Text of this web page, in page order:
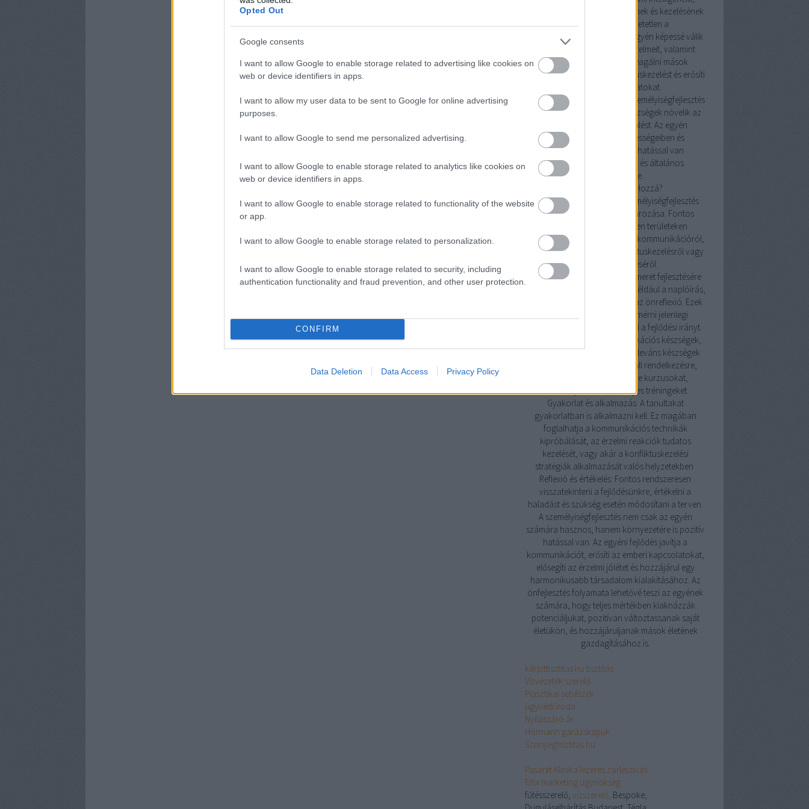
Opted Out
Google consents
I want to allow Google to enable storage related to advertising like cookies on
web or device identifiers in apps.
I want to allow my user data to be sent to Google for online advertising
purposes.
I want to allow Google to send me personalized advertising.
I want to allow Google to enable storage related to analytics like cookies on
web or device identifiers in apps.
I want to allow Google to enable storage related to functionality of the website
or app.
I want to allow Google to enable storage related to personalization.
I want to allow Google to enable storage related to security, including
authentication functionality and fraud prevention, and other user protection.
CONFIRM
Data Deletion Data Access Privacy Policy
vagyis az érzelmek megértésének és kezelésének
képessége, elengedhetetlen a
személyiségfejlesztésben. Az egyén képessé válik
felismerni és kezelni saját érzelmeit, valamint
megérteni és adekvátan reagálni mások
érzelmeire. Ez javítja a konfliktuskezelést és erősíti
az emberi kapcsolatokat.
Önbizalom és önbecsülés: A személyiségfejlesztés
által nyújtott önismeret és készségek növelik az
önbizalmat és az önbecsülést. Az egyén
magabiztosabb lesz képességeiben és
döntéseiben, ami pozitív hatással van
mindennapi interakcióira és általános
életminőségére.
Hogyan Kezdjünk Hozzá?
Célok meghatározása: A személyiségfejlesztés
első lépése a célok meghatározása. Fontos
tisztában lenni azzal, milyen területeken
szeretnénk javulni, legyen szó kommunikációról,
érzelmi intelligenciáról, konfliktuskezelésről vagy
önbizalom növeléséről.
Önismereti technikák: Az önismeret fejlesztésére
számos technika létezik, mint például a naplóírás,
a visszajelzések kérése, vagy az önreflexió. Ezek
a módszerek segítenek felmérni jelenlegi
állapotunkat és meghatározni a fejlődési irányt.
Készségfejlesztés: A kommunikációs készségek,
érzelmi intelligencia és más releváns készségek
fejlesztésére számos forrás áll rendelkezésre,
beleértve könyveket, online kurzusokat,
workshopokat és személyes tréningeket.
Gyakorlat és alkalmazás: A tanultakat
gyakorlatban is alkalmazni kell. Ez magában
foglalhatja a kommunikációs technikák
kipróbálását, az érzelmi reakciók tudatos
kezelését, vagy akár a konfliktuskezelési
stratégiák alkalmazását valós helyzetekben.
Reflexió és értékelés: Fontos rendszeresen
visszatekinteni a fejlődésünkre, értékelni a
haladást és szükség esetén módosítani a terven.
A személyiségfejlesztés nem csak az egyén
számára hasznos, hanem környezetére is pozitív
hatással van. Az egyéni fejlődés javítja a
kommunikációt, erősíti az emberi kapcsolatokat,
elősegíti az érzelmi jólétet és hozzájárul egy
harmonikusabb társadalom kialakításához. Az
önfejlesztés folyamata lehetővé teszi az egyének
számára, hogy teljes mértékben kiaknázzák
potenciáljukat, pozitívan változtassanak saját
életükön, és hozzájáruljanak mások életének
gazdagításához is.
kárpittisztitas.hu tisztítás
Vízvezeték szerelő
Plasztikai sebészek
ügyvédi iroda
Nyílászáró ár
Hörmann garázskapuk
Szonyegtisztitas.hu
Pasarét Klinika lézeres zsírleszívás
Effix marketing ügynökség
fűtésszerelő, vízszerelő, Bespoke,